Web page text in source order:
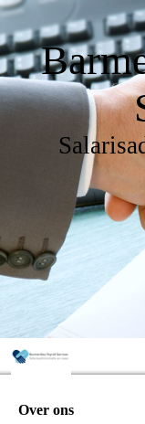
Over ons